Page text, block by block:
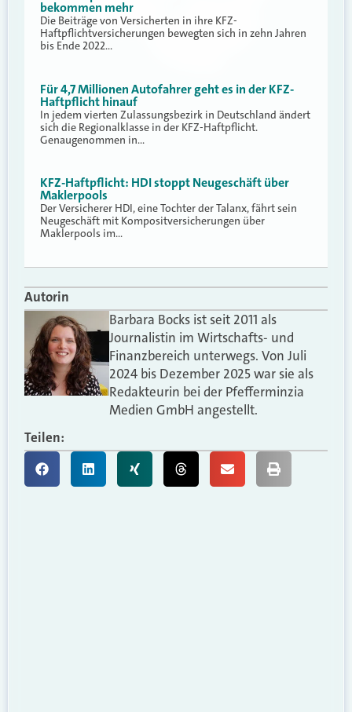
bekommen mehr
Die Beiträge von Versicherten in ihre KFZ-
Haftpflichtversicherungen bewegten sich in zehn Jahren
bis Ende 2022…
Für 4,7 Millionen Autofahrer geht es in der KFZ-
Haftpflicht hinauf
In jedem vierten Zulassungsbezirk in Deutschland ändert
sich die Regionalklasse in der KFZ-Haftpflicht.
Genaugenommen in…
KFZ-Haftpflicht: HDI stoppt Neugeschäft über
Maklerpools
Der Versicherer HDI, eine Tochter der Talanx, fährt sein
Neugeschäft mit Kompositversicherungen über
Maklerpools im…
Autorin
Barbara Bocks ist seit 2011 als
Journalistin im Wirtschafts- und
Finanzbereich unterwegs. Von Juli
2024 bis Dezember 2025 war sie als
Redakteurin bei der Pfefferminzia
Medien GmbH angestellt.
Teilen: